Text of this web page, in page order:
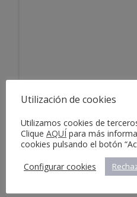
Utilización de cookies
Utilizamos cookies de
Clique AQUÍ para más
cookies pulsando el botón
Configurar cookies